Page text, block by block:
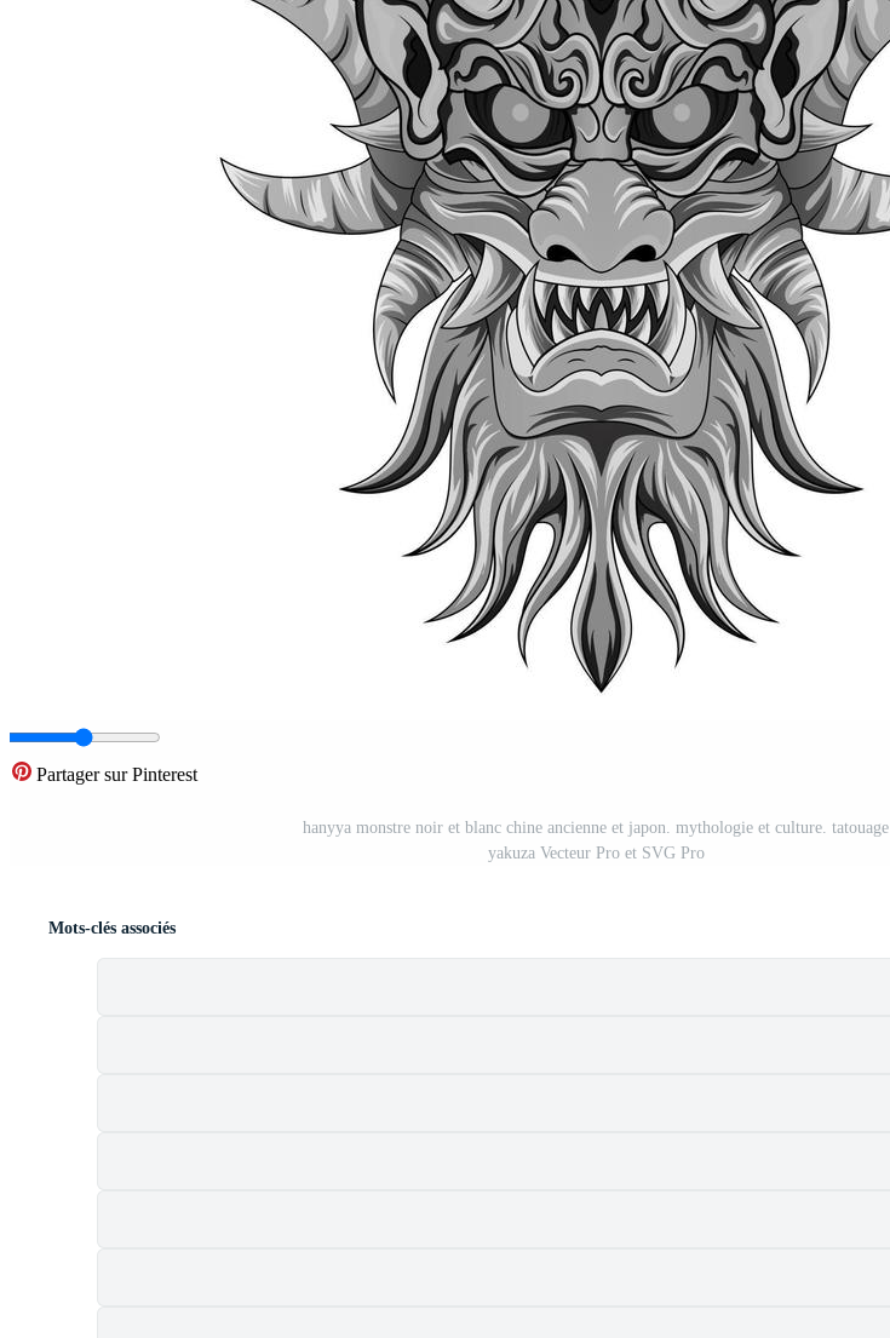
Partager sur Pinterest
hanyya monstre noir et blanc chine ancienne et japon. mythologie et culture. tatouage
yakuza Vecteur Pro et SVG Pro
Mots-clés associés